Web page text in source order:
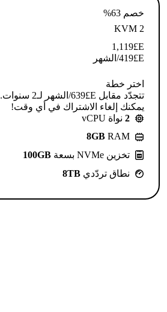
خصم 63%
KVM 2
E£
1,119
E£
419/الشهر
اختر خطة
تتجدّد مقابل E£⁦639⁩/الشهر لـ2 سنوات.
يمكنك إلغاء الاشتراك في أي وقت!
2 نواة vCPU
8GB RAM
تخزين NVMe بسعة
100GB
نطاق تردّدي 8TB